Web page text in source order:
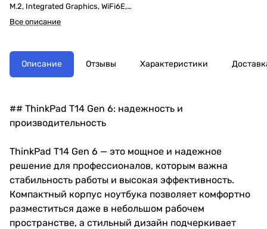
M.2, Integrated Graphics, WiFi6E,
BT, TPM2, FPR, 5MP+IR Cam,
52.5Wh, 65W USB-C, Win 11
Все описание
Описание Отзывы Характеристики
## ThinkPad T14 Gen 6: надежность и
производительность
ThinkPad T14 Gen 6 — это мощное и надежное
решение для профессионалов, которым важна
стабильность работы и высокая эффективность.
Компактный корпус ноутбука позволяет комфортно
разместиться даже в небольшом рабочем
пространстве, а стильный дизайн подчеркивает